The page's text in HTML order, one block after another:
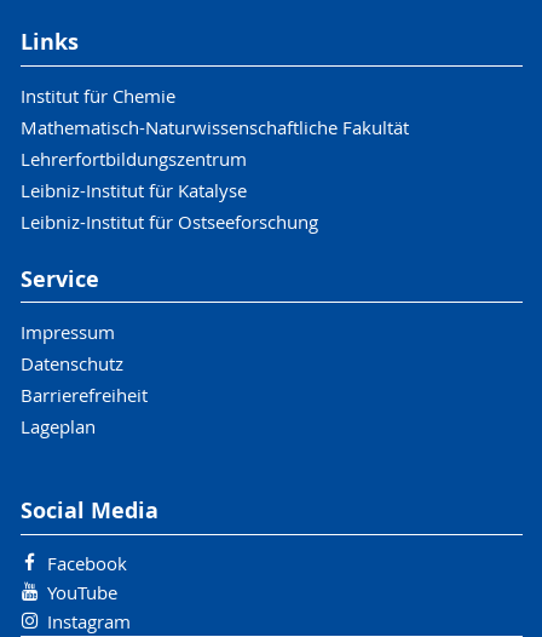
Links
Institut für Chemie
Mathematisch-Naturwissenschaftliche Fakultät
Lehrerfortbildungszentrum
Leibniz-Institut für Katalyse
Leibniz-Institut für Ostseeforschung
Service
Impressum
Datenschutz
Barrierefreiheit
Lageplan
Social Media
Facebook
YouTube
Instagram